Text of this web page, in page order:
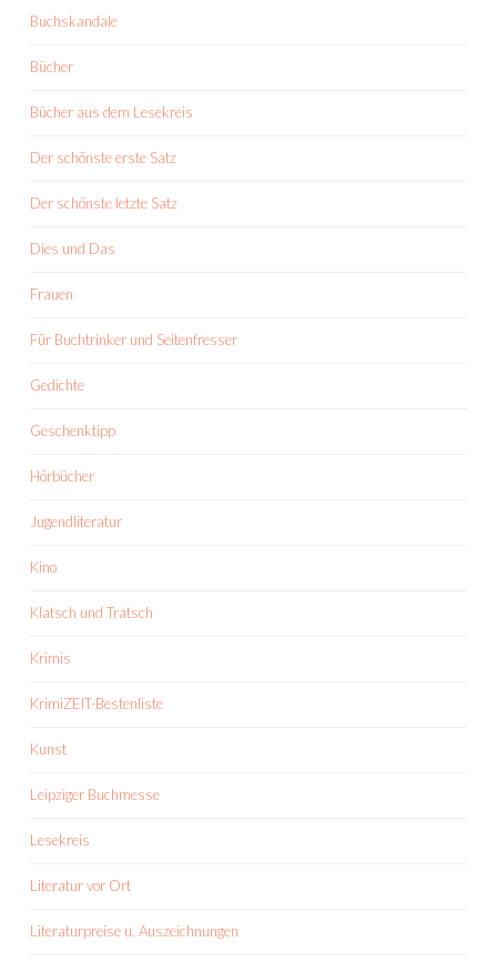
Buchskandale
Bücher
Bücher aus dem Lesekreis
Der schönste erste Satz
Der schönste letzte Satz
Dies und Das
Frauen
Für Buchtrinker und Seitenfresser
Gedichte
Geschenktipp
Hörbücher
Jugendliteratur
Kino
Klatsch und Tratsch
Krimis
KrimiZEIT-Bestenliste
Kunst
Leipziger Buchmesse
Lesekreis
Literatur vor Ort
Literaturpreise u. Auszeichnungen